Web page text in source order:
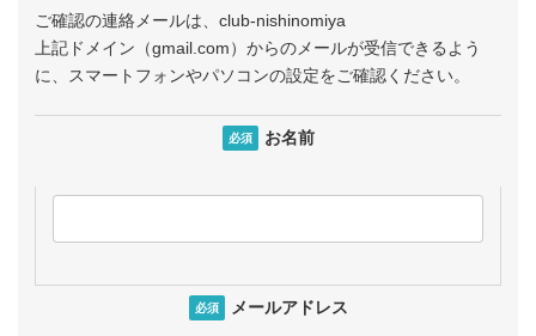
ご確認の連絡メールは、club-nishinomiya
上記ドメイン（gmail.com）からのメールが受信できるよう
に、スマートフォンやパソコンの設定をご確認ください。
必須 お名前
必須 メールアドレス